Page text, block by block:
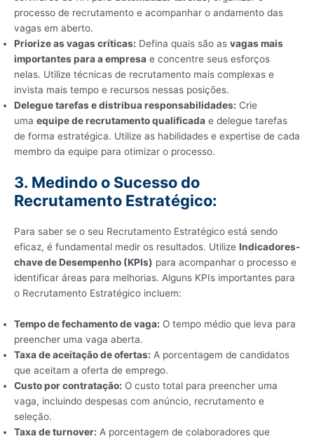
processo de recrutamento e acompanhar o andamento das
vagas em aberto.
Priorize as vagas críticas: Defina quais são as vagas mais
importantes para a empresa e concentre seus esforços
nelas. Utilize técnicas de recrutamento mais complexas e
invista mais tempo e recursos nessas posições.
Delegue tarefas e distribua responsabilidades: Crie
uma equipe de recrutamento qualificada e delegue tarefas
de forma estratégica. Utilize as habilidades e expertise de cada
membro da equipe para otimizar o processo.
3. Medindo o Sucesso do
Recrutamento Estratégico:
Para saber se o seu Recrutamento Estratégico está sendo
eficaz, é fundamental medir os resultados. Utilize Indicadores-
chave de Desempenho (KPIs) para acompanhar o processo e
identificar áreas para melhorias. Alguns KPIs importantes para
o Recrutamento Estratégico incluem:
Tempo de fechamento de vaga: O tempo médio que leva para
preencher uma vaga aberta.
Taxa de aceitação de ofertas: A porcentagem de candidatos
que aceitam a oferta de emprego.
Custo por contratação: O custo total para preencher uma
vaga, incluindo despesas com anúncio, recrutamento e
seleção.
Taxa de turnover: A porcentagem de colaboradores que